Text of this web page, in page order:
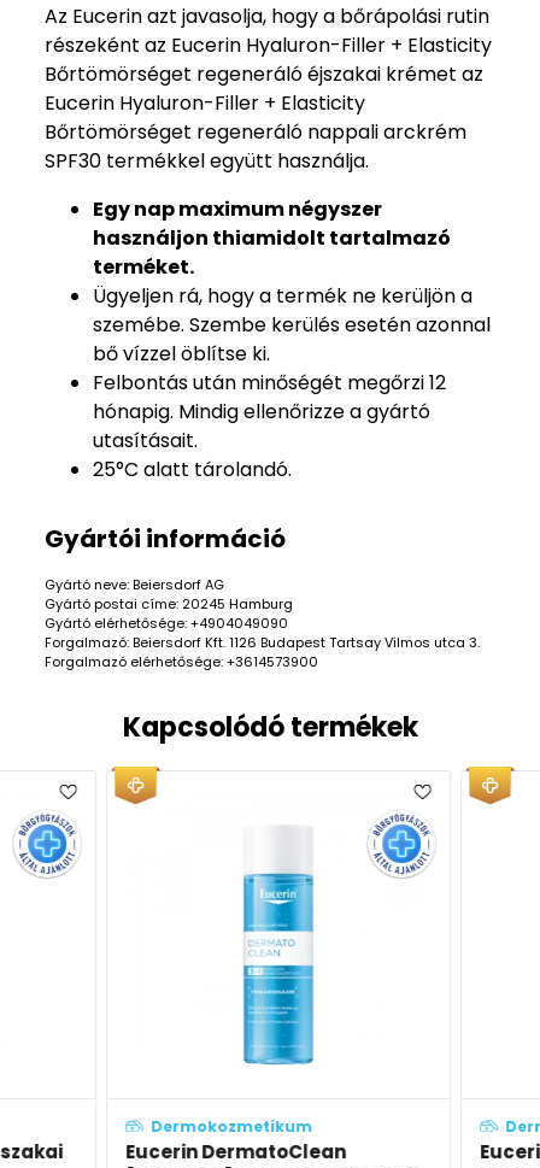
Az Eucerin azt javasolja, hogy a bőrápolási rutin
részeként az Eucerin Hyaluron-Filler + Elasticity
Bőrtömörséget regeneráló éjszakai krémet az
Eucerin Hyaluron-Filler + Elasticity
Bőrtömörséget regeneráló nappali arckrém
SPF30 termékkel együtt használja.
Egy nap maximum négyszer
használjon thiamidolt tartalmazó
terméket.
Ügyeljen rá, hogy a termék ne kerüljön a
szemébe. Szembe kerülés esetén azonnal
bő vízzel öblítse ki.
Felbontás után minőségét megőrzi 12
hónapig. Mindig ellenőrizze a gyártó
utasításait.
25°C alatt tárolandó.
Gyártói információ
Gyártó neve: Beiersdorf AG
Gyártó postai címe: 20245 Hamburg
Gyártó elérhetősége: +4904049090
Forgalmazó: Beiersdorf Kft. 1126 Budapest Tartsay Vilmos utca 3.
Forgalmazó elérhetősége: +3614573900
Kapcsolódó termékek
Dermokozmetikum
Eucerin DermatoClean